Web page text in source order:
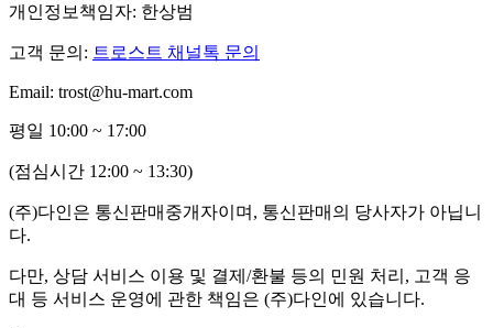
개인정보책임자: 한상범
고객 문의: 트로스트 채널톡 문의
Email: trost@hu-mart.com
평일 10:00 ~ 17:00
(점심시간 12:00 ~ 13:30)
(주)다인은 통신판매중개자이며, 통신판매의 당사자가 아닙니
다.
다만, 상담 서비스 이용 및 결제/환불 등의 민원 처리, 고객 응
대 등 서비스 운영에 관한 책임은 (주)다인에 있습니다.